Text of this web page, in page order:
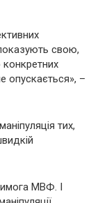
свою,
конкретних
опускається», –
тих,
МВФ. І